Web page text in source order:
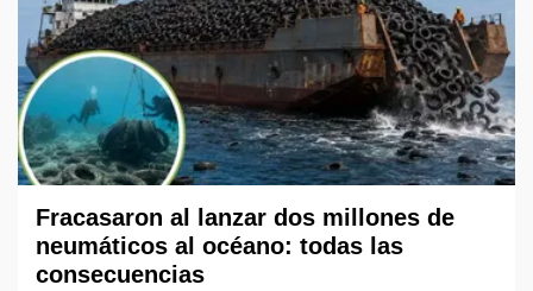
Fracasaron al lanzar dos millones de
neumáticos al océano: todas las
consecuencias